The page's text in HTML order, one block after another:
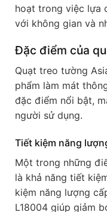
hoạt trong việc lựa
với không gian và
Đặc điểm của
Quạt treo tường
phẩm làm mát
đặc điểm nổi bật,
người sử dụng.
Tiết kiệm năng
Một trong những
là khả năng tiết
kiệm năng lượng
L18004 giúp giảm